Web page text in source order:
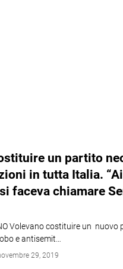
un partito
in tutta Italia.
faceva chiamare
Volevano costituire un nuovo
e antisemit…
29, 2019